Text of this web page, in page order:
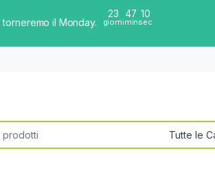
il Monday.
23
giorni
47
min
10
sec